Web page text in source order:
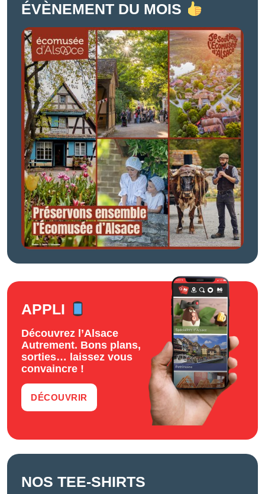
ÉVÈNEMENT DU MOIS
APPLI
Découvrez l’Alsace
Autrement. Bons plans,
sorties… laissez vous
convaincre !
DÉCOUVRIR
NOS TEE-SHIRTS